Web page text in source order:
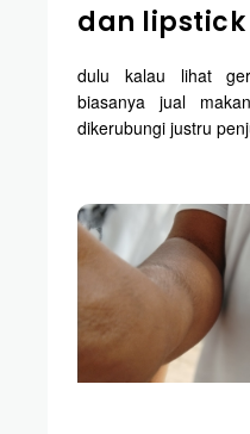
dan
dulu kalau lihat
biasanya jual
dikerubungi justru